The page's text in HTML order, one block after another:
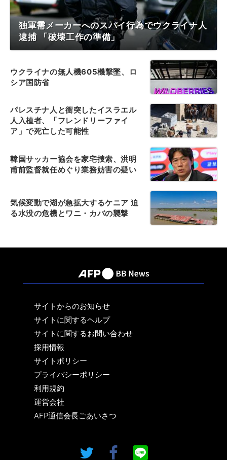
独軍需メーカーへのスパイ行為でウクライナ人
逮捕 「破壊工作の準備」
ウクライナの無人機605機撃墜、ロ
シア国防省
パレスチナ人と衝突したイスラエル
人入植者、「フレンドリーファイ
ア」で死亡した可能性
韓国サッカー協会を家宅捜索、洪明
甫前監督就任めぐり業務妨害の疑い
気候変動で湖が急拡大するケニア 迫
る水没の危機とワニ・カバの襲撃
サイトからのお知らせ
サイトに関するヘルプ
サイトに関するお問い合わせ
採用情報
サイトポリシー
プライバシーポリシー
利用規約
運営会社
AFP通信会長ごあいさつ